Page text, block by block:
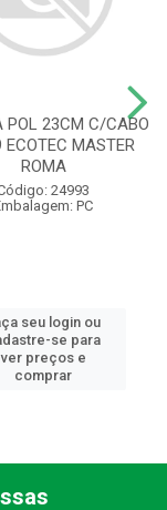
POL 23CM C/CABO
MASTER
ROMA
24993
PC
seu login ou
se para
ver preços e
comprar